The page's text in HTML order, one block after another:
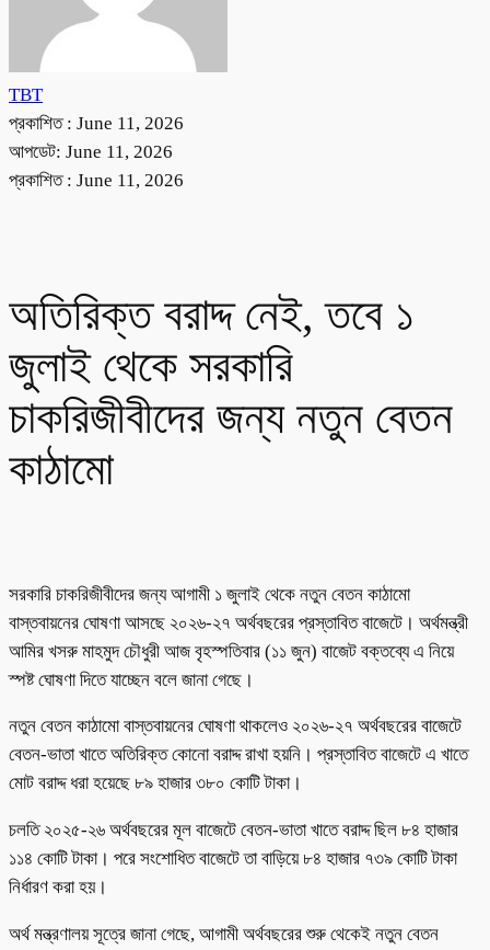
TBT
প্রকাশিত : June 11, 2026
আপডেট: June 11, 2026
প্রকাশিত : June 11, 2026
অতিরিক্ত বরাদ্দ নেই, তবে ১
জুলাই থেকে সরকারি
চাকরিজীবীদের জন্য নতুন বেতন
কাঠামো
সরকারি চাকরিজীবীদের জন্য আগামী ১ জুলাই থেকে নতুন বেতন কাঠামো
বাস্তবায়নের ঘোষণা আসছে ২০২৬-২৭ অর্থবছরের প্রস্তাবিত বাজেটে। অর্থমন্ত্রী
আমির খসরু মাহমুদ চৌধুরী আজ বৃহস্পতিবার (১১ জুন) বাজেট বক্তব্যে এ নিয়ে
স্পষ্ট ঘোষণা দিতে যাচ্ছেন বলে জানা গেছে।
নতুন বেতন কাঠামো বাস্তবায়নের ঘোষণা থাকলেও ২০২৬-২৭ অর্থবছরের বাজেটে
বেতন-ভাতা খাতে অতিরিক্ত কোনো বরাদ্দ রাখা হয়নি। প্রস্তাবিত বাজেটে এ খাতে
মোট বরাদ্দ ধরা হয়েছে ৮৯ হাজার ৩৮০ কোটি টাকা।
চলতি ২০২৫-২৬ অর্থবছরের মূল বাজেটে বেতন-ভাতা খাতে বরাদ্দ ছিল ৮৪ হাজার
১১৪ কোটি টাকা। পরে সংশোধিত বাজেটে তা বাড়িয়ে ৮৪ হাজার ৭৩৯ কোটি টাকা
নির্ধারণ করা হয়।
অর্থ মন্ত্রণালয় সূত্রে জানা গেছে, আগামী অর্থবছরের শুরু থেকেই নতুন বেতন